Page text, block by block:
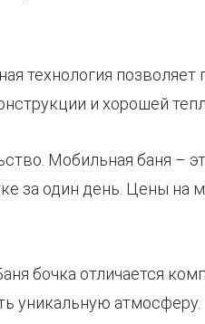
технология позволяет
и хорошей
Мобильная баня –
за один день. Цены на
бочка отличается
уникальную атмосферу.